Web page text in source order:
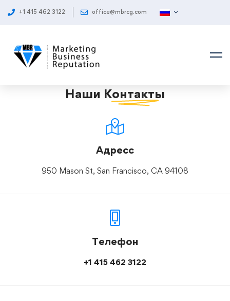
+1 415 462 3122 office@mbrcg.com
Наши Контакты
Адресс
950 Mason St, San Francisco, CA 94108
Телефон
+1 415 462 3122